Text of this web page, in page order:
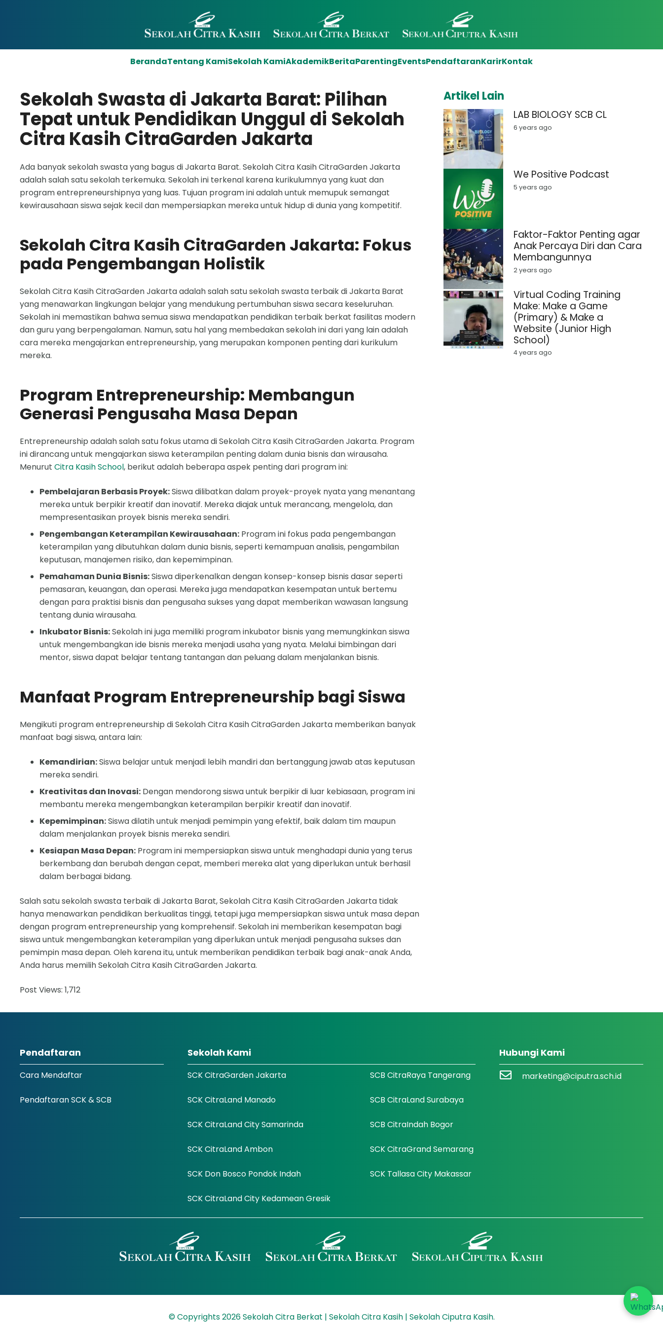
BerandaTentang KamiSekolah KamiAkademikBeritaParentingEventsPendaftaranKarirKontak
Sekolah Swasta di Jakarta Barat: Pilihan
Tepat untuk Pendidikan Unggul di Sekolah
Citra Kasih CitraGarden Jakarta
Ada banyak sekolah swasta yang bagus di Jakarta Barat. Sekolah Citra Kasih CitraGarden Jakarta
adalah salah satu sekolah terkemuka. Sekolah ini terkenal karena kurikulumnya yang kuat dan
program entrepreneurshipnya yang luas. Tujuan program ini adalah untuk memupuk semangat
kewirausahaan siswa sejak kecil dan mempersiapkan mereka untuk hidup di dunia yang kompetitif.
Sekolah Citra Kasih CitraGarden Jakarta: Fokus
pada Pengembangan Holistik
Sekolah Citra Kasih CitraGarden Jakarta adalah salah satu sekolah swasta terbaik di Jakarta Barat
yang menawarkan lingkungan belajar yang mendukung pertumbuhan siswa secara keseluruhan.
Sekolah ini memastikan bahwa semua siswa mendapatkan pendidikan terbaik berkat fasilitas modern
dan guru yang berpengalaman. Namun, satu hal yang membedakan sekolah ini dari yang lain adalah
cara mereka mengajarkan entrepreneurship, yang merupakan komponen penting dari kurikulum
mereka.
Program Entrepreneurship: Membangun
Generasi Pengusaha Masa Depan
Entrepreneurship adalah salah satu fokus utama di Sekolah Citra Kasih CitraGarden Jakarta. Program
ini dirancang untuk mengajarkan siswa keterampilan penting dalam dunia bisnis dan wirausaha.
Menurut Citra Kasih School, berikut adalah beberapa aspek penting dari program ini:
Pembelajaran Berbasis Proyek:Siswa dilibatkan dalam proyek-proyek nyata yang menantang
mereka untuk berpikir kreatif dan inovatif. Mereka diajak untuk merancang, mengelola, dan
mempresentasikan proyek bisnis mereka sendiri.
Pengembangan Keterampilan Kewirausahaan: Program ini fokus pada pengembangan
keterampilan yang dibutuhkan dalam dunia bisnis, seperti kemampuan analisis, pengambilan
keputusan, manajemen risiko, dan kepemimpinan.
Pemahaman Dunia Bisnis:Siswa diperkenalkan dengan konsep-konsep bisnis dasar seperti
pemasaran, keuangan, dan operasi. Mereka juga mendapatkan kesempatan untuk bertemu
dengan para praktisi bisnis dan pengusaha sukses yang dapat memberikan wawasan langsung
tentang dunia wirausaha.
Inkubator Bisnis:Sekolah ini juga memiliki program inkubator bisnis yang memungkinkan siswa
untuk mengembangkan ide bisnis mereka menjadi usaha yang nyata. Melalui bimbingan dari
mentor, siswa dapat belajar tentang tantangan dan peluang dalam menjalankan bisnis.
Manfaat Program Entrepreneurship bagi Siswa
Mengikuti program entrepreneurship di Sekolah Citra Kasih CitraGarden Jakarta memberikan banyak
manfaat bagi siswa, antara lain:
Kemandirian:Siswa belajar untuk menjadi lebih mandiri dan bertanggung jawab atas keputusan
mereka sendiri.
Kreativitas dan Inovasi: Dengan mendorong siswa untuk berpikir di luar kebiasaan, program ini
membantu mereka mengembangkan keterampilan berpikir kreatif dan inovatif.
Kepemimpinan:Siswa dilatih untuk menjadi pemimpin yang efektif, baik dalam tim maupun
dalam menjalankan proyek bisnis mereka sendiri.
Kesiapan Masa Depan: Program ini mempersiapkan siswa untuk menghadapi dunia yang terus
berkembang dan berubah dengan cepat, memberi mereka alat yang diperlukan untuk berhasil
dalam berbagai bidang.
Salah satu sekolah swasta terbaik di Jakarta Barat, Sekolah Citra Kasih CitraGarden Jakarta tidak
hanya menawarkan pendidikan berkualitas tinggi, tetapi juga mempersiapkan siswa untuk masa depan
dengan program entrepreneurship yang komprehensif. Sekolah ini memberikan kesempatan bagi
siswa untuk mengembangkan keterampilan yang diperlukan untuk menjadi pengusaha sukses dan
pemimpin masa depan. Oleh karena itu, untuk memberikan pendidikan terbaik bagi anak-anak Anda,
Anda harus memilih Sekolah Citra Kasih CitraGarden Jakarta.
Post Views: 1,712
Artikel Lain
LAB BIOLOGY SCB CL
6 years ago
We Positive Podcast
5 years ago
Faktor-Faktor Penting agar
Anak Percaya Diri dan Cara
Membangunnya
2 years ago
Virtual Coding Training
Make: Make a Game
(Primary) & Make a
Website (Junior High
School)
4 years ago
Pendaftaran
Cara Mendaftar
Pendaftaran SCK & SCB
Sekolah Kami
SCK CitraGarden Jakarta
SCK CitraLand Manado
SCK CitraLand City Samarinda
SCK CitraLand Ambon
SCK Don Bosco Pondok Indah
SCK CitraLand City Kedamean Gresik
SCB CitraRaya Tangerang
SCB CitraLand Surabaya
SCB CitraIndah Bogor
SCK CitraGrand Semarang
SCK Tallasa City Makassar
Hubungi Kami
marketing@ciputra.sch.id
© Copyrights 2026 Sekolah Citra Berkat | Sekolah Citra Kasih | Sekolah Ciputra Kasih.